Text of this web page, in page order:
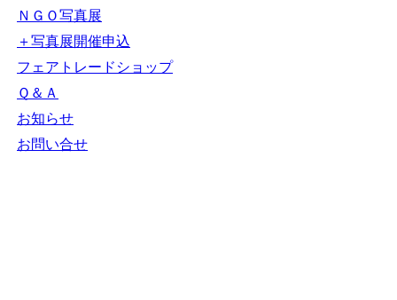
ＮＧＯ写真展
＋写真展開催申込
フェアトレードショップ
Ｑ＆Ａ
お知らせ
お問い合せ